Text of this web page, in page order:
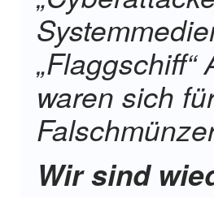
„Flaggschiff“
waren sich
Wir sind